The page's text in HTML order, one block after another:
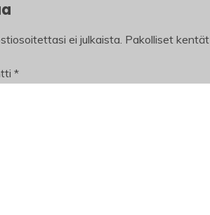
ei julkaista. Pakolliset
*